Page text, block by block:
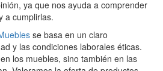
ya que nos ayuda a comprender
a cumplirlas.
se basa en un claro
y las condiciones laborales éticas.
los muebles, sino también en las